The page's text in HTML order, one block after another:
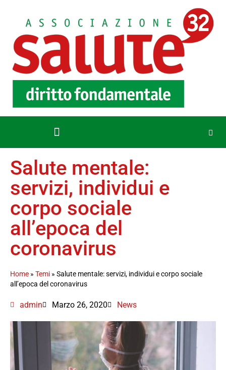
Salute mentale:
servizi, individui e
corpo sociale
all’epoca del
coronavirus
Home » Temi » Salute mentale: servizi, individui e corpo sociale
all’epoca del coronavirus
admin Marzo 26, 2020 News